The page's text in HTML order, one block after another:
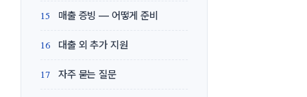
매출 증빙 — 어떻게 준비
대출 외 추가 지원
자주 묻는 질문